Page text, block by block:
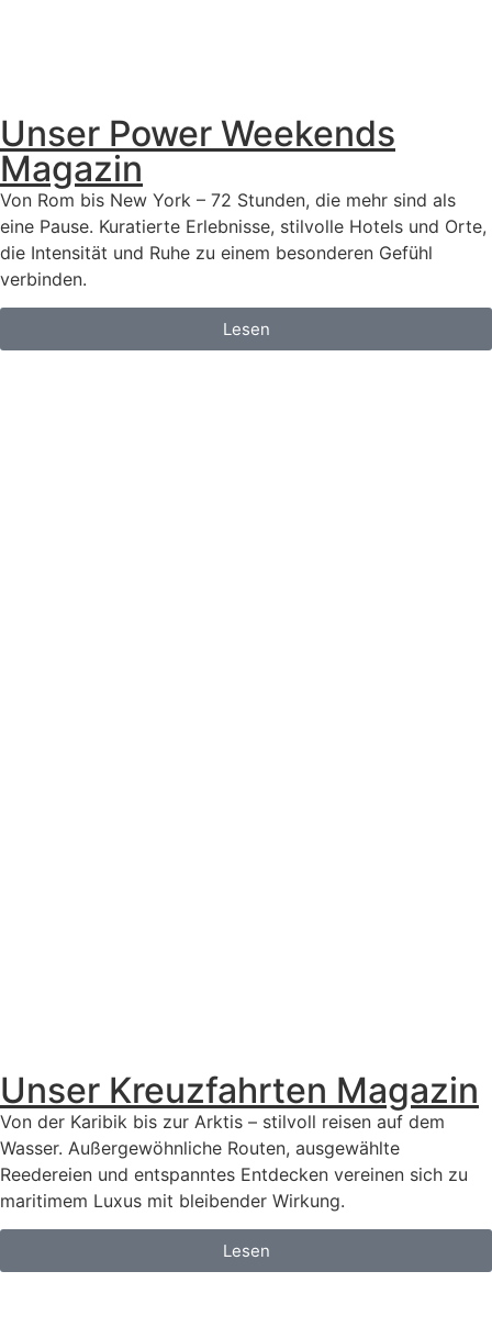
Unser Power Weekends
Magazin
Von Rom bis New York – 72 Stunden, die mehr sind als
eine Pause. Kuratierte Erlebnisse, stilvolle Hotels und Orte,
die Intensität und Ruhe zu einem besonderen Gefühl
verbinden.
Lesen
Unser Kreuzfahrten Magazin
Von der Karibik bis zur Arktis – stilvoll reisen auf dem
Wasser. Außergewöhnliche Routen, ausgewählte
Reedereien und entspanntes Entdecken vereinen sich zu
maritimem Luxus mit bleibender Wirkung.
Lesen